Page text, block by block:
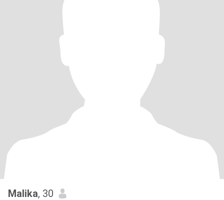
Malika, 30